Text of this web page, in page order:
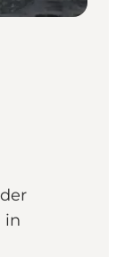
in